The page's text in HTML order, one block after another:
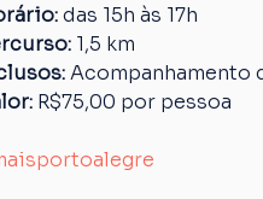
das 15h às 17h
1,5 km
Acompanhamento
R$75,00 por pessoa